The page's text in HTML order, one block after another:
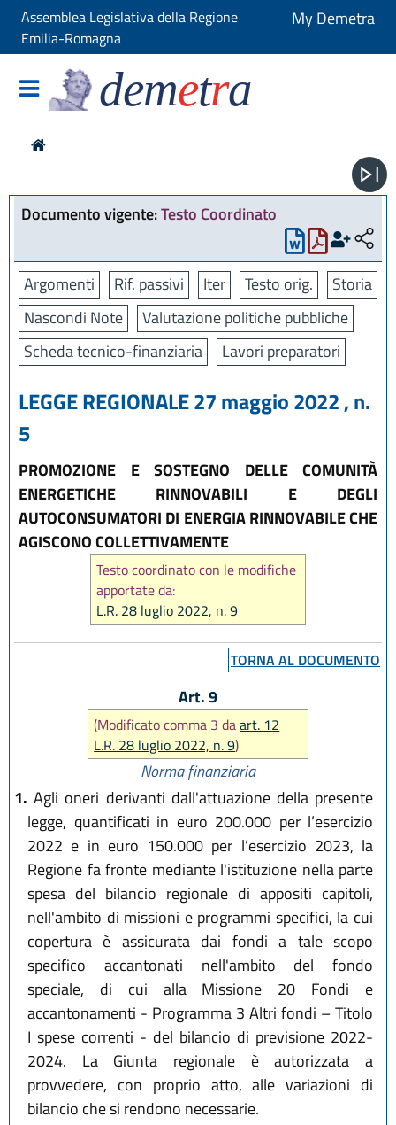
Assemblea Legislativa della Regione
Emilia-Romagna
My Demetra
demetra
Documento vigente:Testo Coordinato
Argomenti Rif. passivi Iter Testo orig.
Storia
Nascondi Note
Valutazione politiche pubbliche
Scheda tecnico-finanziaria
Lavori preparatori
LEGGE REGIONALE 27 maggio 2022 , n.
5
PROMOZIONE E SOSTEGNO DELLE COMUNITÀ
ENERGETICHE RINNOVABILI E DEGLI
AUTOCONSUMATORI DI ENERGIA RINNOVABILE CHE
AGISCONO COLLETTIVAMENTE
Testo coordinato con le modifiche
apportate da:
L.R. 28 luglio 2022, n. 9
TORNA AL DOCUMENTO
Art. 9
(Modificato comma 3 daart. 12
L.R. 28 luglio 2022, n. 9)
Norma finanziaria
1. Agli oneri derivanti dall'attuazione della presente
legge, quantificati in euro 200.000 per l’esercizio
2022 e in euro 150.000 per l’esercizio 2023, la
Regione fa fronte mediante l'istituzione nella parte
spesa del bilancio regionale di appositi capitoli,
nell'ambito di missioni e programmi specifici, la cui
copertura è assicurata dai fondi a tale scopo
specifico accantonati nell'ambito del fondo
speciale, di cui alla Missione 20 Fondi e
accantonamenti - Programma 3 Altri fondi – Titolo
I spese correnti - del bilancio di previsione 2022-
2024. La Giunta regionale è autorizzata a
provvedere, con proprio atto, alle variazioni di
bilancio che si rendono necessarie.